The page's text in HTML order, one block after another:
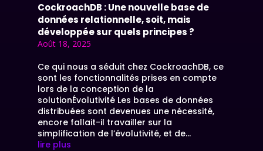
CockroachDB : Une nouvelle base de
données relationnelle, soit, mais
développée sur quels principes ?
Août 18, 2025
Ce qui nous a séduit chez CockroachDB, ce
sont les fonctionnalités prises en compte
lors de la conception de la
solutionÉvolutivité Les bases de données
distribuées sont devenues une nécessité,
encore fallait-il travailler sur la
simplification de l’évolutivité, et de...
lire plus